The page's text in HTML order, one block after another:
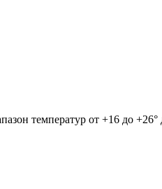
температур от +16 до